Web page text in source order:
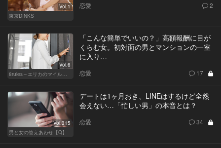
Vol.1
東京DINKS
恋愛 2
Vol.6
8rules～エリカのマイルール～
「こんな簡単でいいの？」高額報酬に目が
くらむ女。初対面の男とマンションの一室
に入り…
恋愛 17
Vol.315
男と女の答えあわせ【Q】
デートは1ヶ月おき、LINEはするけど全然
会えない…「忙しい男」の本音とは？
恋愛 34